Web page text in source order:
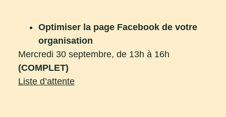
Optimiser la page Facebook de votre
organisation
Mercredi 30 septembre, de 13h à 16h
(COMPLET)
Liste d’attente